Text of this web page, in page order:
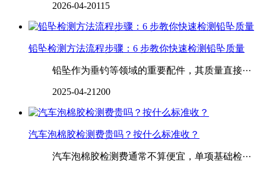
2026-04-20115
‌‌铅坠检测方法流程步骤：6 步教你快速检测铅坠质量
铅坠作为垂钓等领域的重要配件，其质量直接···
2025-04-21200
汽车泡棉胶检测费贵吗？按什么标准收？
汽车泡棉胶检测费通常不算便宜，单项基础检···